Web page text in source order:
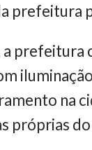
prefeitura
prefeitura
na
próprias